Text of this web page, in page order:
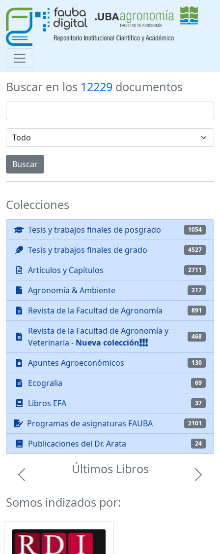
Buscar en los 12229 documentos
Colecciones
Tesis y trabajos finales de posgrado 1054
Tesis y trabajos finales de grado 4527
Artículos y Capítulos 2711
Agronomía & Ambiente 217
Revista de la Facultad de Agronomía 891
Revista de la Facultad de Agronomía y
Veterinaria - Nueva colección
468
Apuntes Agroeconómicos 130
Ecogralia 69
Libros EFA 37
Programas de asignaturas FAUBA 2101
Publicaciones del Dr. Arata 24
Últimos Libros
Previous Next
Somos indizados por: